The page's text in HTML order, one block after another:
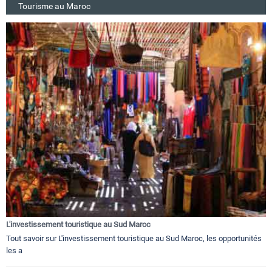
Tourisme au Maroc
L'investissement touristique au Sud Maroc
Tout savoir sur L'investissement touristique au Sud Maroc, les opportunités
les a